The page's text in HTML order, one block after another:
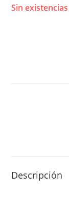
Sin existencias
Descripción